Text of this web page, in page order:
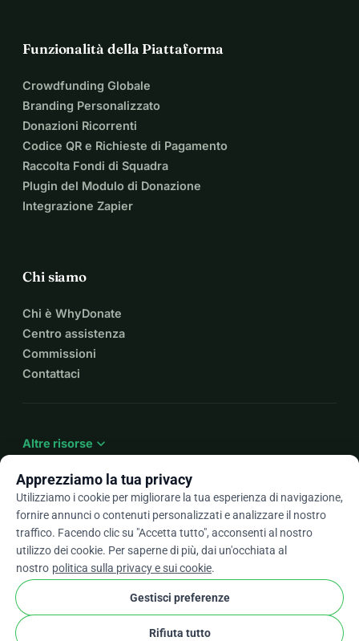
Funzionalità della Piattaforma
Crowdfunding Globale
Branding Personalizzato
Donazioni Ricorrenti
Codice QR e Richieste di Pagamento
Raccolta Fondi di Squadra
Plugin del Modulo di Donazione
Integrazione Zapier
Chi siamo
Chi è WhyDonate
Centro assistenza
Commissioni
Contattaci
Altre risorse expand_more
It arrow_drop_down
★★★★★4,9 / 5 basato su oltre 500 recensioni
WhyDonatePrivacy e cookie
Apprezziamo la tua privacy
Utilizziamo i cookie per migliorare la tua esperienza di navigazione,
fornire annunci o contenuti personalizzati e analizzare il nostro
traffico. Facendo clic su "Accetta tutto", acconsenti al nostro
utilizzo dei cookie. Per saperne di più, dai un'occhiata al
nostro politica sulla privacy e sui cookie.
Gestisci preferenze
Rifiuta tutto